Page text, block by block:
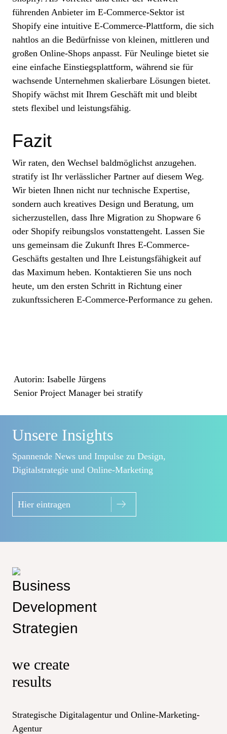
führenden Anbieter im E-Commerce-Sektor ist
Shopify eine intuitive E-Commerce-Plattform, die sich
nahtlos an die Bedürfnisse von kleinen, mittleren und
großen Online-Shops anpasst. Für Neulinge bietet sie
eine einfache Einstiegsplattform, während sie für
wachsende Unternehmen skalierbare Lösungen bietet.
Shopify wächst mit Ihrem Geschäft mit und bleibt
stets flexibel und leistungsfähig.
Fazit
Wir raten, den Wechsel baldmöglichst anzugehen.
stratify ist Ihr verlässlicher Partner auf diesem Weg.
Wir bieten Ihnen nicht nur technische Expertise,
sondern auch kreatives Design und Beratung, um
sicherzustellen, dass Ihre Migration zu Shopware 6
oder Shopify reibungslos vonstattengeht. Lassen Sie
uns gemeinsam die Zukunft Ihres E-Commerce-
Geschäfts gestalten und Ihre Leistungsfähigkeit auf
das Maximum heben. Kontaktieren Sie uns noch
heute, um den ersten Schritt in Richtung einer
zukunftssicheren E-Commerce-Performance zu gehen.
Autorin: Isabelle Jürgens
Senior Project Manager bei stratify
Unsere Insights
Spannende News und Impulse zu Design,
Digitalstrategie und Online-Marketing
Hier eintragen
we create
results
Strategische Digitalagentur und Online-Marketing-
Agentur